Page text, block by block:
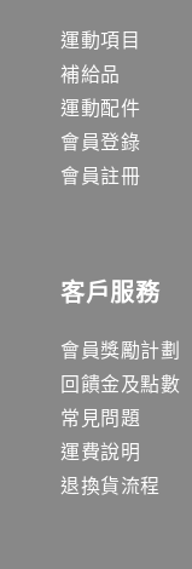
運動項目
補給品
運動配件
會員登錄
會員註冊
客戶服務
會員獎勵計劃
回饋金及點數
常見問題
運費說明
退換貨流程